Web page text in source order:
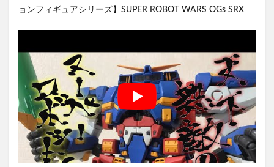
ョンフィギュアシリーズ】SUPER ROBOT WARS OGs SRX